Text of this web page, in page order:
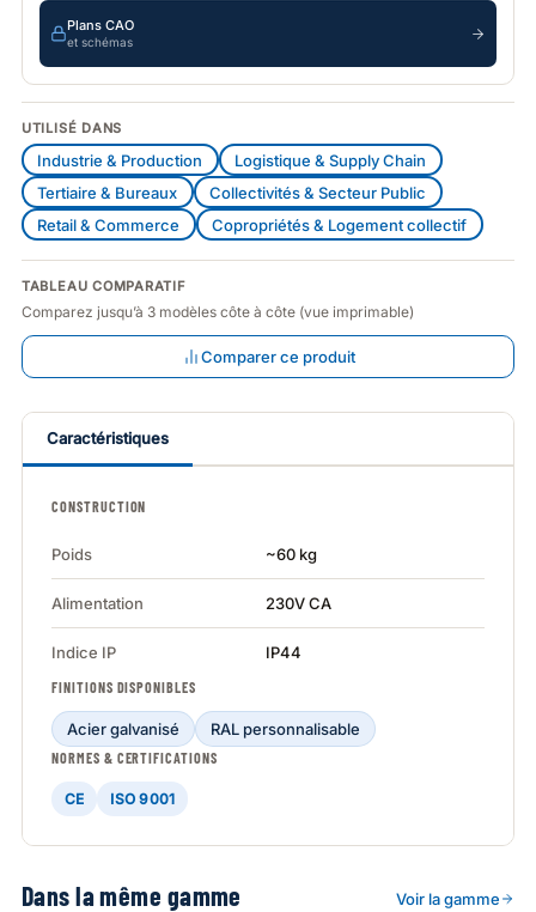
Plans CAO
et schémas
UTILISÉ DANS
Industrie & Production
Logistique & Supply Chain
Tertiaire & Bureaux
Collectivités & Secteur Public
Retail & Commerce
Copropriétés & Logement collectif
TABLEAU COMPARATIF
Comparez jusqu’à 3 modèles côte à côte (vue imprimable)
Comparer ce produit
Caractéristiques
CONSTRUCTION
Poids ~60 kg
Alimentation 230V CA
Indice IP IP44
FINITIONS DISPONIBLES
Acier galvanisé RAL personnalisable
NORMES & CERTIFICATIONS
CE ISO 9001
Dans la même gamme Voir la gamme